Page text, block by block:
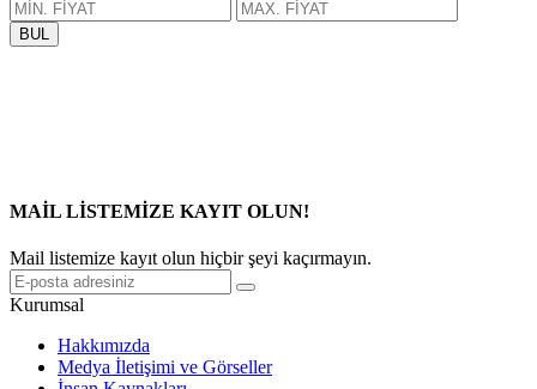
BUL
MAİL LİSTEMİZE KAYIT OLUN!
Mail listemize kayıt olun hiçbir şeyi kaçırmayın.
Kurumsal
Hakkımızda
Medya İletişimi ve Görseller